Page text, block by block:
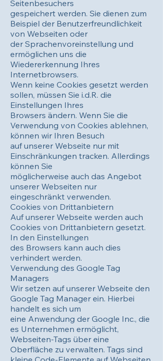
Seitenbesuchers
gespeichert werden. Sie dienen zum
Beispiel der Benutzerfreundlichkeit
von Webseiten oder
der Sprachenvoreinstellung und
ermöglichen uns die
Wiedererkennung Ihres
Internetbrowsers.
Wenn keine Cookies gesetzt werden
sollen, müssen Sie i.d.R. die
Einstellungen Ihres
Browsers ändern. Wenn Sie die
Verwendung von Cookies ablehnen,
können wir Ihren Besuch
auf unserer Webseite nur mit
Einschränkungen tracken. Allerdings
können Sie
möglicherweise auch das Angebot
unserer Webseiten nur
eingeschränkt verwenden.
Cookies von Drittanbietern
Auf unserer Webseite werden auch
Cookies von Drittanbietern gesetzt.
In den Einstellungen
des Browsers kann auch dies
verhindert werden.
Verwendung des Google Tag
Managers
Wir setzen auf unserer Webseite den
Google Tag Manager ein. Hierbei
handelt es sich um
eine Anwendung der Google Inc., die
es Unternehmen ermöglicht,
Webseiten-Tags über eine
Oberfläche zu verwalten. Tags sind